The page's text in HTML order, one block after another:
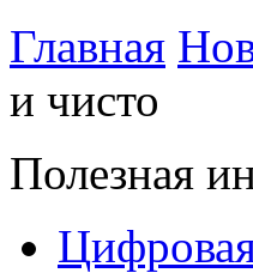
Главная
и чисто
Полезная